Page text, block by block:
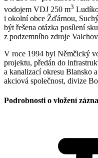
vodojem VDJ 250 m3
i okolní obce Žďárnou,
být řešena otázka posílení
z podzemního zdroje
V roce 1994 byl Němčický
projektu, předán do
a kanalizací okresu Blansko
akciová společnost, divize
Podrobnosti o vložení